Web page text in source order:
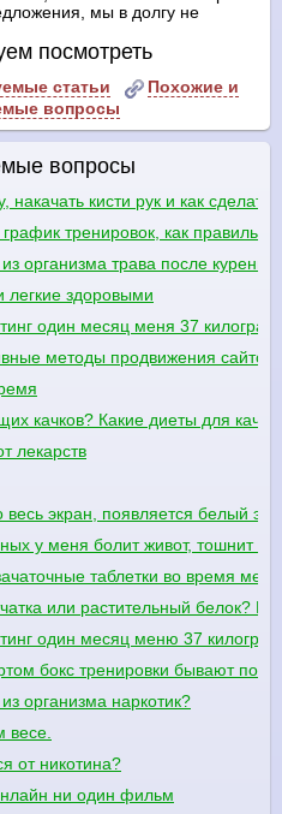
мы в долгу не
посмотреть
статьи
Похожие и
вопросы
вопросы
кисти рук и как
тренировок, как правильно
организма трава после
легкие здоровыми
один месяц меня 37
методы продвижения сайтов
качков? Какие диеты для
лекарств
экран, появляется белый
у меня болит живот, тошнит и
таблетки во время
или растительный белок?
один месяц меню 37
бокс тренировки бывают
организма наркотик?
весе.
от никотина?
ни один фильм